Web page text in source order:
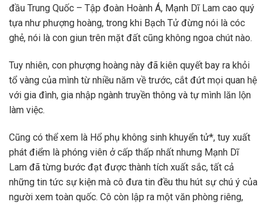
đầu Trung Quốc – Tập đoàn Hoành Á, Mạnh Dĩ Lam cao quý
tựa như phượng hoàng, trong khi Bạch Tử đừng nói là cóc
ghẻ, nói là con giun trên mặt đất cũng không ngoa chút nào.
Tuy nhiên, con phượng hoàng này đã kiên quyết bay ra khỏi
tổ vàng của mình từ nhiều năm về trước, cắt đứt mọi quan hệ
với gia đình, gia nhập ngành truyền thông và tự mình lăn lộn
làm việc.
Cũng có thể xem là Hổ phụ không sinh khuyển tử*, tuy xuất
phát điểm là phóng viên ở cấp thấp nhất nhưng Mạnh Dĩ
Lam đã từng bước đạt được thành tích xuất sắc, tất cả
những tin tức sự kiện mà cô đưa tin đều thu hút sự chú ý của
người xem toàn quốc. Cô còn lập ra một văn phòng riêng,